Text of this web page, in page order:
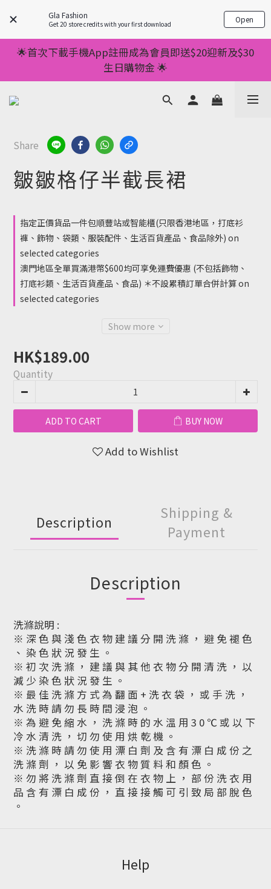
Gla Fashion
Get 20 store credits with your first download Open
💥正價服裝滿減優惠💥 ✅一件起包順豐 ✅第二件起減
$20 ✅第三件減$40    如此類推⬆不設上限
💥正價服裝滿減優惠💥 ✅一件起包順豐 ✅第二件起減
$20 ✅第三件減$40    如此類推⬆不設上限
🌟首次下載手機App註冊成為會員即送$20迎新及$30
生日購物金 🌟
🌟手機App消費儲積分當購物金用🌟消費1元有1分 🌟
累積滿100分可當1元使用🌟
💥正價服裝滿減優惠💥 ✅一件起包順豐 ✅第二件起減
$20 ✅第三件減$40    如此類推⬆不設上限
Share
皺皺格仔半截長裙
指定正價貨品一件包順豐站或智能櫃(只限香港地區，打底衫
褲、飾物、袋類、服裝配件、生活百貨產品、食品除外) on
selected categories
澳門地區全單買滿港幣$600均可享免運費優惠 (不包括飾物、
打底衫類、生活百貨產品、食品) ＊不設累積訂單合併計算 on
selected categories
Show more
HK$189.00
Quantity
ADD TO CART BUY NOW
Add to Wishlist
Description
Shipping &
Payment
Description
洗滌說明 :
※ 深 色 與 淺 色 衣 物 建 議 分 開 洗 滌 ， 避 免 褪 色
、 染 色 狀 況 發 生 。
※ 初 次 洗 滌 ， 建 議 與 其 他 衣 物 分 開 清 洗 ， 以
減 少 染 色 狀 況 發 生 。
※ 最 佳 洗 滌 方 式 為 翻 面 + 洗 衣 袋 ， 或 手 洗 ，
水 洗 時 請 勿 長 時 間 浸 泡 。
※ 為 避 免 縮 水 ， 洗 滌 時 的 水 溫 用 3 0 ℃ 或 以 下
冷 水 清 洗 ， 切 勿 使 用 烘 乾 機 。
※ 洗 滌 時 請 勿 使 用 漂 白 劑 及 含 有 漂 白 成 份 之
洗 滌 劑 ， 以 免 影 響 衣 物 質 料 和 顏 色 。
※ 勿 將 洗 滌 劑 直 接 倒 在 衣 物 上 ， 部 份 洗 衣 用
品 含 有 漂 白 成 份 ， 直 接 接 觸 可 引 致 局 部 脫 色
。
Help